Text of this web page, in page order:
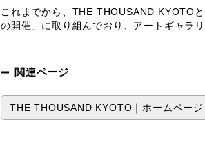
これまでから、THE THOUSAND KYOTO
の開催」に取り組んでおり、アートギャラ
関連ページ
THE THOUSAND KYOTO ｜ホームページ